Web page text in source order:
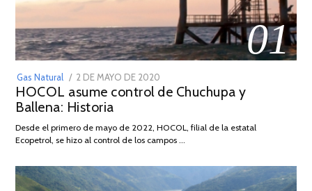
01
Gas Natural
POSTED
ON
2 DE MAYO DE 2020
DE
2026
HOCOL asume control de Chuchupa y
Ballena: Historia
Desde el primero de mayo de 2022, HOCOL, filial de la estatal
Ecopetrol, se hizo al control de los campos …